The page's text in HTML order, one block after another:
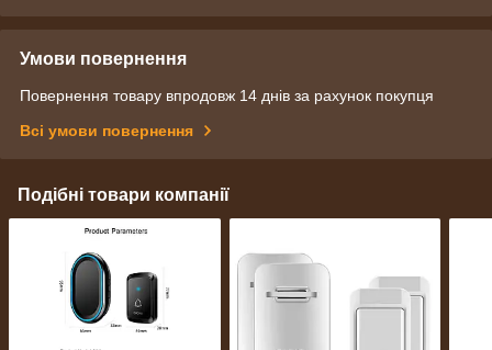
Умови повернення
Повернення товару впродовж 14 днів за рахунок покупця
Всі умови повернення
Подібні товари компанії